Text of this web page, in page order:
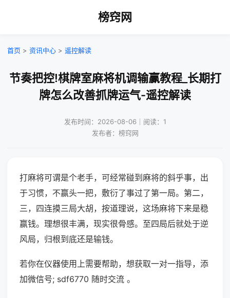
榜窍网
首页 > 资讯中心 > 遥控解读
节奏把控!棋牌室麻将机调输赢教程_长期打
牌怎么改善抓牌运气-遥控解读
发布时间：2026-08-06｜阅读：1
发布者：榜窍网
打麻将可谓是个老手，可经常碰到麻将的斜乎事，出
于习惯，不赢头一把，敷衍了事过了第一局。第二，
三，四连摸三局大胡，按道理说，这场麻将下来是稳
赢钱。理想很丰满，现实很骨感。至四局后就处于逆
风局，归根到底还是输钱。
若你在仪器使用上需要帮助，想获取一对一指导，添
加微信号; sdf6770 随时交流 。